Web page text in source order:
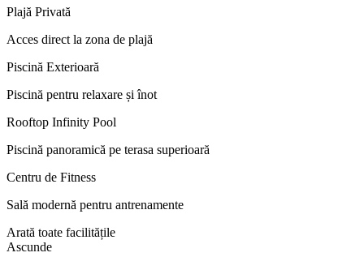
Plajă Privată
Acces direct la zona de plajă
Piscină Exterioară
Piscină pentru relaxare și înot
Rooftop Infinity Pool
Piscină panoramică pe terasa superioară
Centru de Fitness
Sală modernă pentru antrenamente
Arată toate facilitățile
Ascunde